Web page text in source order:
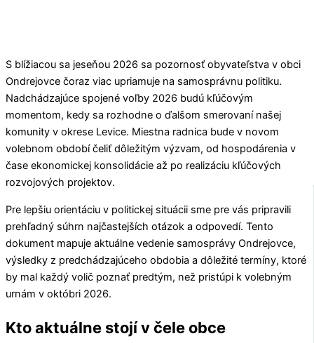
S blížiacou sa jeseňou 2026 sa pozornosť obyvateľstva v obci
Ondrejovce čoraz viac upriamuje na samosprávnu politiku.
Nadchádzajúce spojené voľby 2026 budú kľúčovým
momentom, kedy sa rozhodne o ďalšom smerovaní našej
komunity v okrese Levice. Miestna radnica bude v novom
volebnom období čeliť dôležitým výzvam, od hospodárenia v
čase ekonomickej konsolidácie až po realizáciu kľúčových
rozvojových projektov.
Pre lepšiu orientáciu v politickej situácii sme pre vás pripravili
prehľadný súhrn najčastejších otázok a odpovedí. Tento
dokument mapuje aktuálne vedenie samosprávy Ondrejovce,
výsledky z predchádzajúceho obdobia a dôležité termíny, ktoré
by mal každý volič poznať predtým, než pristúpi k volebným
urnám v októbri 2026.
Kto aktuálne stojí v čele obce